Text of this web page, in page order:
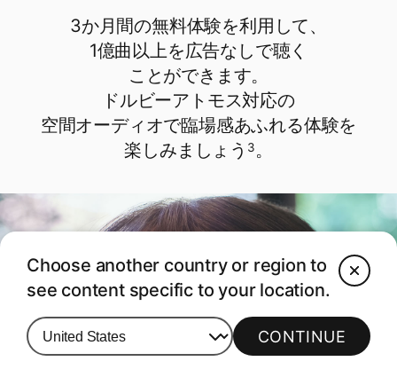
3か​​月間の​​無料体験を​​利用して、​​
1億曲以上を​​広告なしで​​聴く​​
ことができます。​​
ドルビーアトモス対応の​​
空間オーディオで​​臨場感​あ​ふれる​​体験を​​
楽しみましょう 3。
Choose another country or region to
see content specific to your location.
CONTINUE